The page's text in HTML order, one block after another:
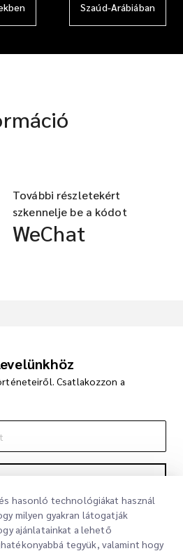
Szaúd-Arábiában
További részletekért
szkennelje be a kódot
WeChat
Csatlakozzon a
nyilatkozatunkat Adatvédelmi
hasonló technológiákat használ
milyen gyakran látogatják
ajánlatainkat a lehető
tegyük, valamint hogy